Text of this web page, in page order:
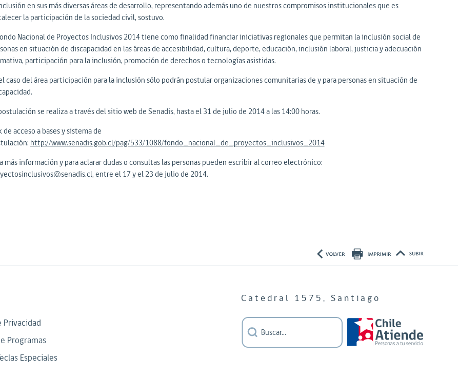
en sus más diversas áreas de desarrollo, representando además uno de nuestros compromisos institucionales que es
la participación de la sociedad civil, sostuvo.
Nacional de Proyectos Inclusivos 2014 tiene como finalidad financiar iniciativas regionales que permitan la inclusión social de
en situación de discapacidad en las áreas de accesibilidad, cultura, deporte, educación, inclusión laboral, justicia y adecuación
participación para la inclusión, promoción de derechos o tecnologías asistidas.
caso del área participación para la inclusión sólo podrán postular organizaciones comunitarias de y para personas en situación de
se realiza a través del sitio web de Senadis, hasta el 31 de julio de 2014 a las 14:00 horas.
de acceso a bases y sistema de
http://www.senadis.gob.cl/pag/533/1088/fondo_nacional_de_proyectos_inclusivos_2014
más información y para aclarar dudas o consultas las personas pueden escribir al correo electrónico:
entre el 17 y el 23 de julio de 2014.
Privacidad
Programas
Especiales
Catedral 1575, Santiago